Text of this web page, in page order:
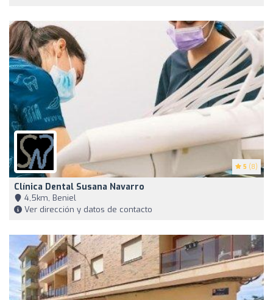
5 (8)
Clínica Dental Susana Navarro
4,5km, Beniel
Ver dirección y datos de contacto